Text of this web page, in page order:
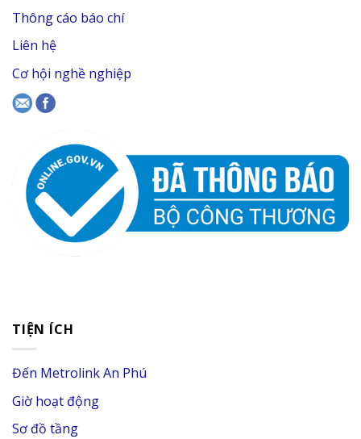
Thông cáo báo chí
Liên hệ
Cơ hội nghề nghiệp
TIỆN ÍCH
Đến Metrolink An Phú
Giờ hoạt động
Sơ đồ tầng